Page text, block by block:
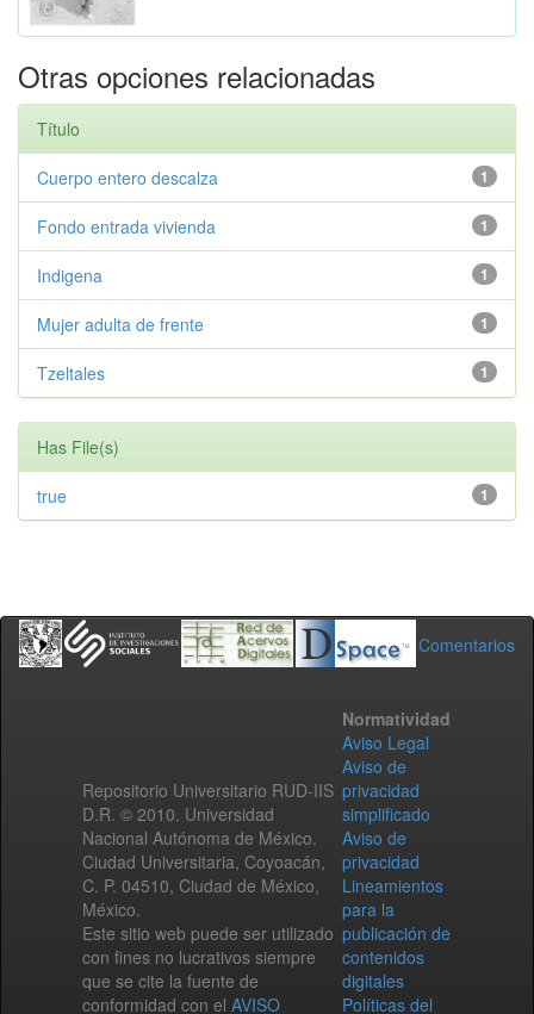
Otras opciones relacionadas
Título
1
Cuerpo entero descalza
1
Fondo entrada vivienda
1
Indigena
1
Mujer adulta de frente
1
Tzeltales
Has File(s)
1
true
Comentarios
Repositorio Universitario RUD-IIS
D.R. © 2010. Universidad
Nacional Autónoma de México.
Ciudad Universitaria, Coyoacán,
C. P. 04510, Ciudad de México,
México.
Este sitio web puede ser utilizado
con fines no lucrativos siempre
que se cite la fuente de
conformidad con el AVISO
Normatividad
Aviso Legal
Aviso de
privacidad
simplificado
Aviso de
privacidad
Lineamientos
para la
publicación de
contenidos
digitales
Políticas del